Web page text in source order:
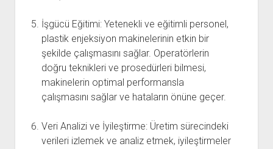
İşgücü Eğitimi: Yetenekli ve eğitimli personel,
plastik enjeksiyon makinelerinin etkin bir
şekilde çalışmasını sağlar. Operatörlerin
doğru teknikleri ve prosedürleri bilmesi,
makinelerin optimal performansla
çalışmasını sağlar ve hataların önüne geçer.
Veri Analizi ve İyileştirme: Üretim sürecindeki
verileri izlemek ve analiz etmek, iyileştirmeler